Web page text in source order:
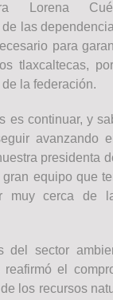
Lorena
las
para
tlaxcaltecas,
la federación.
es continuar, y
avanzando
presidenta
equipo que
muy cerca de
del sector
reafirmó el
los recursos